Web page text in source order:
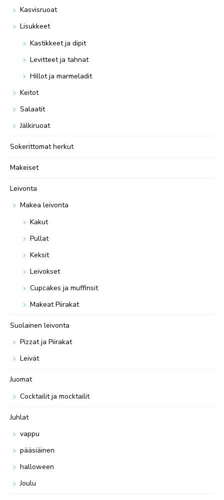
Kasvisruoat
Lisukkeet
Kastikkeet ja dipit
Levitteet ja tahnat
Hillot ja marmeladit
Keitot
Salaatit
Jälkiruoat
Sokerittomat herkut
Makeiset
Leivonta
Makea leivonta
Kakut
Pullat
Keksit
Leivokset
Cupcakes ja muffinsit
Makeat Piirakat
Suolainen leivonta
Pizzat ja Piirakat
Leivät
Juomat
Cocktailit ja mocktailit
Juhlat
vappu
pääsiäinen
halloween
Joulu